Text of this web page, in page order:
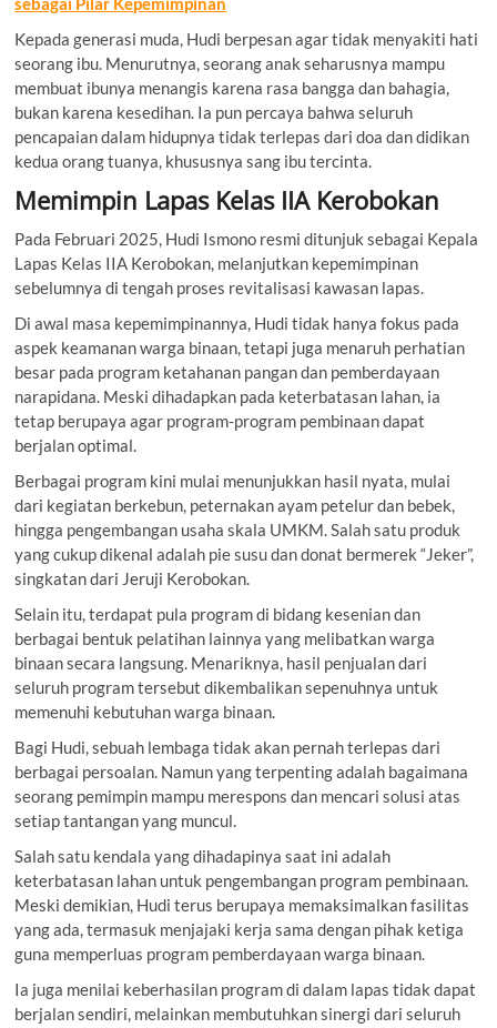
Kepada generasi muda, Hudi berpesan agar tidak menyakiti hati
seorang ibu. Menurutnya, seorang anak seharusnya mampu
membuat ibunya menangis karena rasa bangga dan bahagia,
bukan karena kesedihan. Ia pun percaya bahwa seluruh
pencapaian dalam hidupnya tidak terlepas dari doa dan didikan
kedua orang tuanya, khususnya sang ibu tercinta.
Memimpin Lapas Kelas IIA Kerobokan
Pada Februari 2025, Hudi Ismono resmi ditunjuk sebagai Kepala
Lapas Kelas IIA Kerobokan, melanjutkan kepemimpinan
sebelumnya di tengah proses revitalisasi kawasan lapas.
Di awal masa kepemimpinannya, Hudi tidak hanya fokus pada
aspek keamanan warga binaan, tetapi juga menaruh perhatian
besar pada program ketahanan pangan dan pemberdayaan
narapidana. Meski dihadapkan pada keterbatasan lahan, ia
tetap berupaya agar program-program pembinaan dapat
berjalan optimal.
Berbagai program kini mulai menunjukkan hasil nyata, mulai
dari kegiatan berkebun, peternakan ayam petelur dan bebek,
hingga pengembangan usaha skala UMKM. Salah satu produk
yang cukup dikenal adalah pie susu dan donat bermerek “Jeker”,
singkatan dari Jeruji Kerobokan.
Selain itu, terdapat pula program di bidang kesenian dan
berbagai bentuk pelatihan lainnya yang melibatkan warga
binaan secara langsung. Menariknya, hasil penjualan dari
seluruh program tersebut dikembalikan sepenuhnya untuk
memenuhi kebutuhan warga binaan.
Bagi Hudi, sebuah lembaga tidak akan pernah terlepas dari
berbagai persoalan. Namun yang terpenting adalah bagaimana
seorang pemimpin mampu merespons dan mencari solusi atas
setiap tantangan yang muncul.
Salah satu kendala yang dihadapinya saat ini adalah
keterbatasan lahan untuk pengembangan program pembinaan.
Meski demikian, Hudi terus berupaya memaksimalkan fasilitas
yang ada, termasuk menjajaki kerja sama dengan pihak ketiga
guna memperluas program pemberdayaan warga binaan.
Ia juga menilai keberhasilan program di dalam lapas tidak dapat
berjalan sendiri, melainkan membutuhkan sinergi dari seluruh